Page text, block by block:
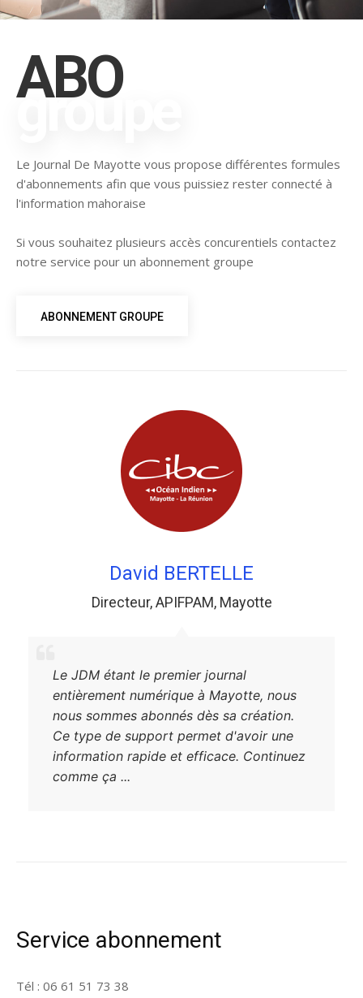
ABO
groupe
Le Journal De Mayotte vous propose différentes formules
d'abonnements afin que vous puissiez rester connecté à
l'information mahoraise
Si vous souhaitez plusieurs accès concurentiels contactez
notre service pour un abonnement groupe
ABONNEMENT GROUPE
David BERTELLE
Directeur,APIFPAM, Mayotte
Le JDM étant le premier journal
entièrement numérique à Mayotte, nous
nous sommes abonnés dès sa création.
Ce type de support permet d'avoir une
information rapide et efficace. Continuez
comme ça ...
Service abonnement
Tél : 06 61 51 73 38